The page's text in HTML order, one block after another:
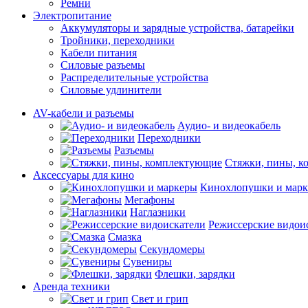
Ремни
Электропитание
Аккумуляторы и зарядные устройства, батарейки
Тройники, переходники
Кабели питания
Силовые разъемы
Распределительные устройства
Силовые удлинители
AV-кабели и разъемы
Аудио- и видеокабель
Переходники
Разъемы
Стяжки, пины,
Аксессуары для кино
Кинохлопушки и
Мегафоны
Наглазники
Режиссерские
Смазка
Секундомеры
Сувениры
Флешки, зарядки
Аренда техники
Свет и грип